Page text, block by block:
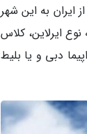
ایران به این شهر
ایرلاین، کلاس
دبی و یا بلیط